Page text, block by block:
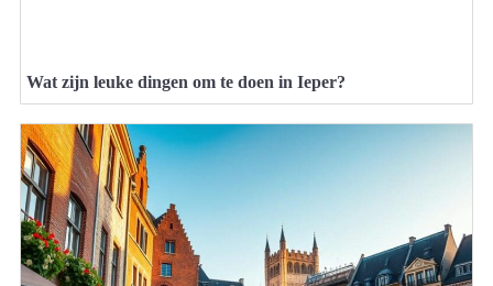
Wat zijn leuke dingen om te doen in Ieper?